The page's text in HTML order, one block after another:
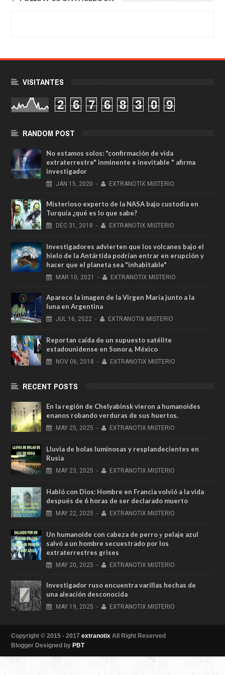
VISITANTES
2 6 7 6 8 3 0 9
RANDOM POST
No estamos solos: "confirmación de vida
extraterrestre" inminente e inevitable " afirma
investigador
JAN 15, 2020 - EXTRANOTIX MISTERIO
Misterioso experto de la NASA bajo custodia en
Turquía ¿qué es lo que sabe?
DEC 31, 2018 - EXTRANOTIX MISTERIO
Investigadores advierten que los volcanes bajo el
hielo de la Antártida podrían entrar en erupción y
hacer que el planeta sea "inhabitable"
MAR 10, 2021 - EXTRANOTIX MISTERIO
Aparece la imagen de la Virgen María junto a la
luna en Argentina
JUL 16, 2022 - EXTRANOTIX MISTERIO
Reportan caída de un supuesto satélite
estadounidense en Sonora, México
NOV 06, 2018 - EXTRANOTIX MISTERIO
RECENT POSTS
En la región de Chelyabinsk vieron a humanoides
enanos robando verduras de sus huertos.
MAY 25, 2025 - EXTRANOTIX MISTERIO
Lluvia de bolas luminosas y resplandecientes en
Rusia
MAY 23, 2025 - EXTRANOTIX MISTERIO
Habló con Dios: Hombre en Francia volvió a la vida
después de 6 horas de ser declarado muerto
MAY 22, 2025 - EXTRANOTIX MISTERIO
Un humanoide con cabeza de perro у pelaje azul
salvó a un hombre secuestrado por los
extraterrestres grises
MAY 20, 2025 - EXTRANOTIX MISTERIO
Investigador ruso encuentra varillas hechas de
una aleación desconocida
MAY 19, 2025 - EXTRANOTIX MISTERIO
Copyright © 2015 - 2017 extranotix All Right Reserved
Blogger Designed by PBT